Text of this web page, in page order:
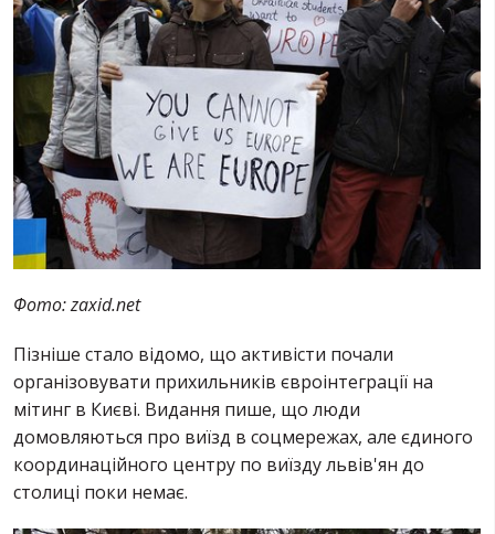
Фото: zaxid.net
Пізніше стало відомо, що активісти почали
організовувати прихильників євроінтеграції на
мітинг в Києві. Видання пише, що люди
домовляються про виїзд в соцмережах, але єдиного
координаційного центру по виїзду львів'ян до
столиці поки немає.